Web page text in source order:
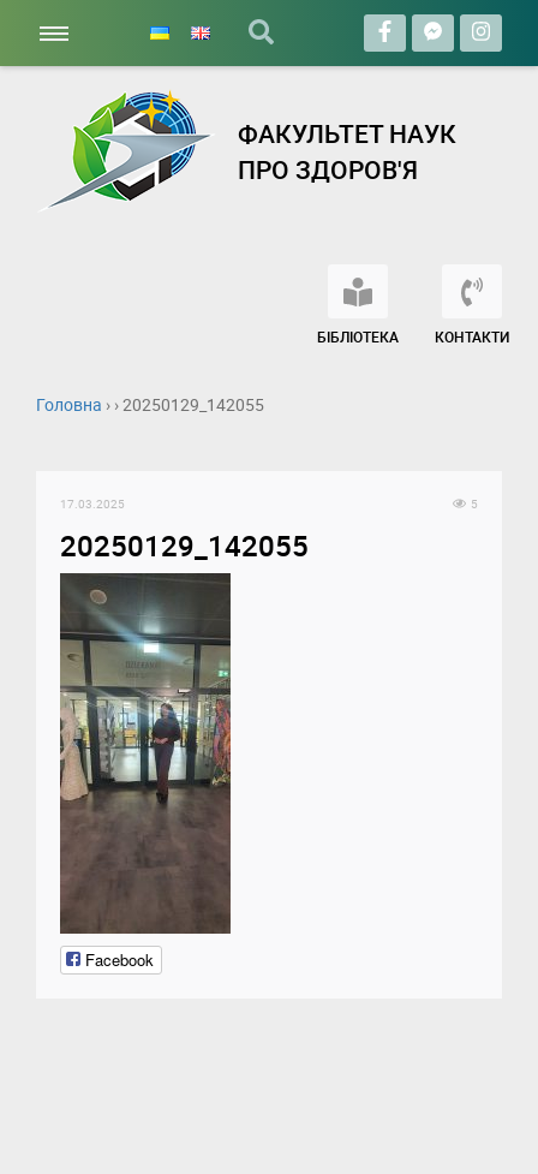
ФАКУЛЬТЕТ НАУК
ПРО ЗДОРОВ'Я
БІБЛІОТЕКА КОНТАКТИ
Головна › › 20250129_142055
17.03.2025 5
20250129_142055
Facebook